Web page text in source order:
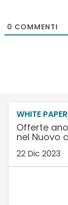
0 COMMENTI
WHITE PAPER
Offerte
nel Nuovo
22 Dic 2023